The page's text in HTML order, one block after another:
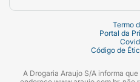
Termo
Portal da
Código de
A Drogaria Araujo S/A informa